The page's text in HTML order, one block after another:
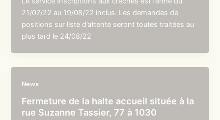
21/07/22 au 19/08/22 inclus. Les demandes de
positions sur liste d’attente seront toutes traitées au
plus tard le 24/08/22
News
Fermeture de la halte accueil située à la
rue Suzanne Tassier, 77 à 1030